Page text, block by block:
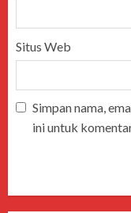
Situs Web
Simpan nama,
ini untuk